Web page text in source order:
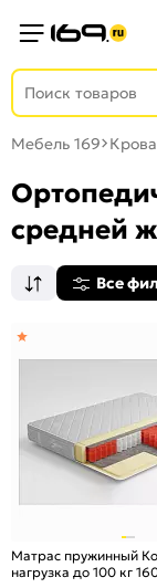
Мебель 169
средней
Все
Матрас пружинный
нагрузка до 100 кг